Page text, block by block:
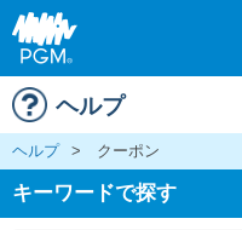
ヘルプ
ヘルプ > クーポン
キーワードで探す